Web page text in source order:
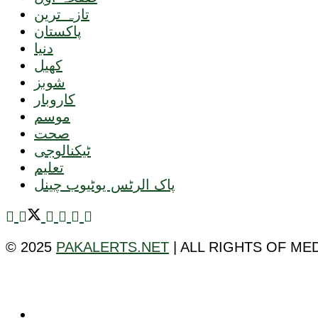
تازہ ترین
پاکستان
دنیا
کھیل
شوبز
کاروبار
موسم
صحت
ٹیکنالوجی
تعلیم
پاک الرٹس یوٹیوب چینل
© 2025 PAKALERTS.NET | ALL RIGHTS OF